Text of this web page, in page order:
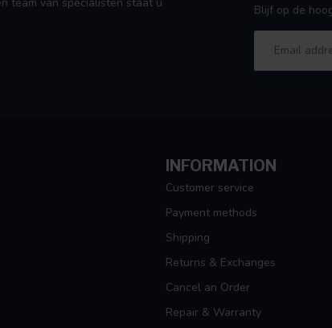
Blijf op de
INFORMATION
Customer service
Payment methods
Shipping
Returns & Exchanges
Cancel an Order
Repair & Warranty